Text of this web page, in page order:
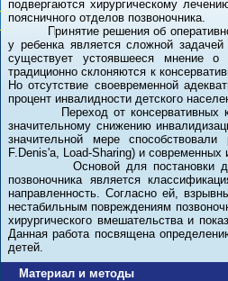
подвергаются хирургическому
поясничного отделов
Принятие решения об оперативном
у ребенка является сложной
существует устоявшееся мнение о
традиционно склоняются к
Но отсутствие своевременной
процент инвалидности детского
Переход от консервативных к
значительному снижению
значительной мере
F.Denis'a, Load-Sharing) и
Основой для постановки
позвоночника является
направленность. Согласно ей,
нестабильным повреждениям
хирургического вмешательства и
Данная работа посвящена
детей.
Материал и методы